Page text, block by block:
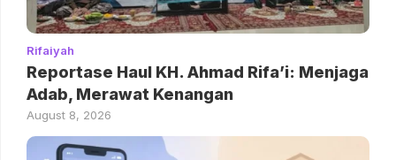
Rifaiyah
Reportase Haul KH. Ahmad Rifa’i: Menjaga
Adab, Merawat Kenangan
August 8, 2026